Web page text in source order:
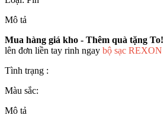
Mô tả
Mua hàng giá kho - Thêm quà tặng To!
lên đơn liền tay rinh ngay bộ sạc REXON
Tình trạng :
Màu sắc:
Mô tả